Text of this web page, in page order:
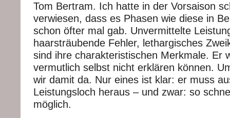
Tom Bertram. Ich hatte in der Vorsaison
verwiesen, dass es Phasen wie diese in
schon öfter mal gab. Unvermittelte
haarsträubende Fehler, lethargisches
sind ihre charakteristischen Merkmale. Er
vermutlich selbst nicht erklären können.
wir damit da. Nur eines ist klar: er muss
Leistungsloch heraus – und zwar: so
möglich.